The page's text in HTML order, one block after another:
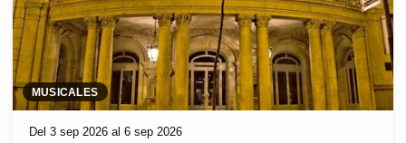
MUSICALES
Del 3 sep 2026 al 6 sep 2026